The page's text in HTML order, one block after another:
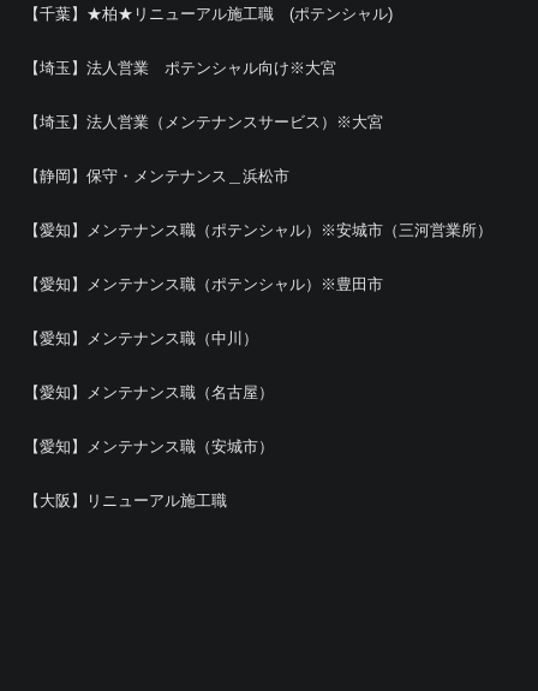
【千葉】★柏★リニューアル施工職 (ポテンシャル)
【埼玉】法人営業 ポテンシャル向け※大宮
【埼玉】法人営業（メンテナンスサービス）※大宮
【静岡】保守・メンテナンス＿浜松市
【愛知】メンテナンス職（ポテンシャル）※安城市（三河営業所）
【愛知】メンテナンス職（ポテンシャル）※豊田市
【愛知】メンテナンス職（中川）
【愛知】メンテナンス職（名古屋）
【愛知】メンテナンス職（安城市）
【大阪】リニューアル施工職